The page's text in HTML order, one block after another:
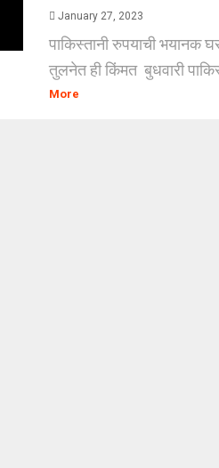
January 27, 2023
पाकिस्तानी रुपयाची भयानक
तुलनेत ही किंमत बुधवारी
More